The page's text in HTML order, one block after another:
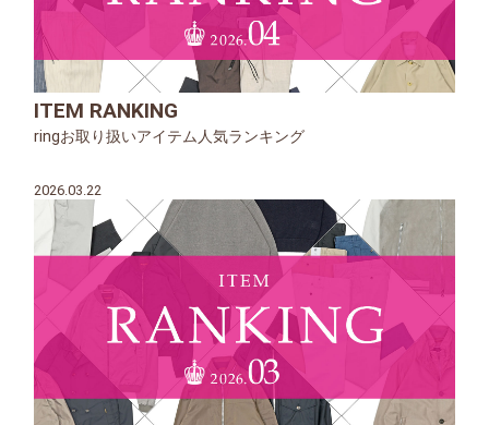
ITEM RANKING
ringお取り扱いアイテム人気ランキング
2026.03.22